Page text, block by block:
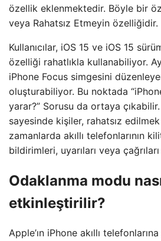
özellik eklenmektedir. Böyle bir
veya Rahatsız Etmeyin özelliğidir.
Kullanıcılar, iOS 15 ve iOS 15
özelliği rahatlıkla kullanabiliyor.
iPhone Focus simgesini
oluşturabiliyor. Bu noktada
yarar?” Sorusu da ortaya
sayesinde kişiler, rahatsız
zamanlarda akıllı telefonlarının
bildirimleri, uyarıları veya
Odaklanma modu
etkinleştirilir?
Apple’ın iPhone akıllı